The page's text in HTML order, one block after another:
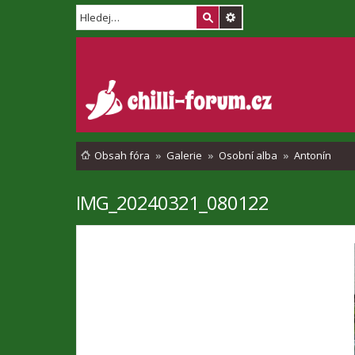
Obsah fóra Galerie Osobní alba Antonín
IMG_20240321_080122